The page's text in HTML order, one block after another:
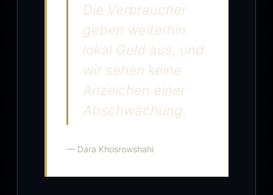
Die Verbraucher
geben weiterhin
lokal Geld aus, und
wir sehen keine
Anzeichen einer
Abschwächung.
— Dara Khosrowshahi